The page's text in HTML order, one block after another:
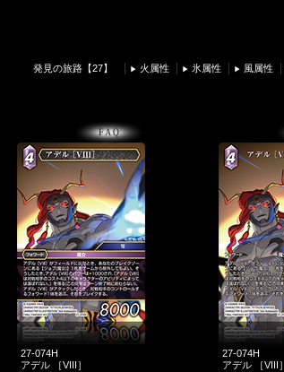
発見の旅路【27】 火属性 氷属性 風属性
27-074H
アデル ［VIII］
27-074H
アデル ［VIII］